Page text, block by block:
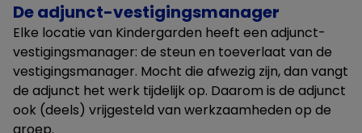
De adjunct-vestigingsmanager
Elke locatie van Kindergarden heeft een adjunct-
vestigingsmanager: de steun en toeverlaat van de
vestigingsmanager. Mocht die afwezig zijn, dan vangt
de adjunct het werk tijdelijk op. Daarom is de adjunct
ook (deels) vrijgesteld van werkzaamheden op de